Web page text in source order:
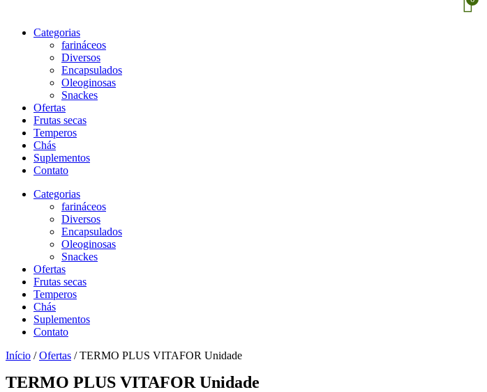
Categorias
farináceos
Diversos
Encapsulados
Oleoginosas
Snackes
Ofertas
Frutas secas
Temperos
Chás
Suplementos
Contato
Categorias
farináceos
Diversos
Encapsulados
Oleoginosas
Snackes
Ofertas
Frutas secas
Temperos
Chás
Suplementos
Contato
Início /Ofertas / TERMO PLUS VITAFOR Unidade
TERMO PLUS VITAFOR Unidade